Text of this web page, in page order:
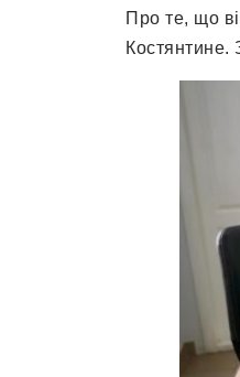
Про те, що
Костянтине.